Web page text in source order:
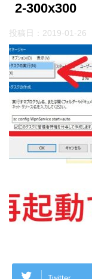
2-300x300
投稿日： 2019-01-26